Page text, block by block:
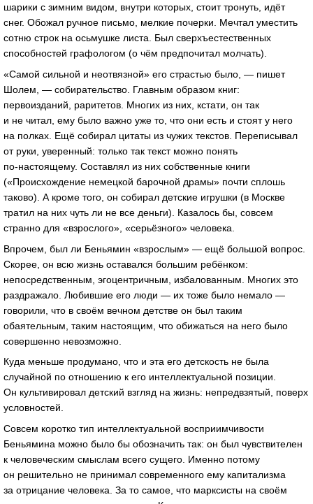
шарики с зимним видом, внутри которых, стоит тронуть, идёт
снег. Обожал ручное письмо, мелкие почерки. Мечтал уместить
сотню строк на осьмушке листа. Был сверхъестественных
способностей графологом (о чём предпочитал молчать).
«Самой сильной и неотвязной» его страстью было, — пишет
Шолем, — собирательство. Главным образом книг:
первоизданий, раритетов. Многих из них, кстати, он так
и не читал, ему было важно уже то, что они есть и стоят у него
на полках. Ещё собирал цитаты из чужих текстов. Переписывал
от руки, уверенный: только так текст можно понять
по-настоящему. Составлял из них собственные книги
(«Происхождение немецкой барочной драмы» почти сплошь
таково). А кроме того, он собирал детские игрушки (в Москве
тратил на них чуть ли не все деньги). Казалось бы, совсем
странно для «взрослого», «серьёзного» человека.
Впрочем, был ли Беньямин «взрослым» — ещё большой вопрос.
Скорее, он всю жизнь оставался большим ребёнком:
непосредственным, эгоцентричным, избалованным. Многих это
раздражало. Любившие его люди — их тоже было немало —
говорили, что в своём вечном детстве он был таким
обаятельным, таким настоящим, что обижаться на него было
совершенно невозможно.
Куда меньше продумано, что и эта его детскость не была
случайной по отношению к его интеллектуальной позиции.
Он культивировал детский взгляд на жизнь: непредвзятый, поверх
условностей.
Совсем коротко тип интеллектуальной восприимчивости
Беньямина можно было бы обозначить так: он был чувствителен
к человеческим смыслам всего сущего. Именно потому
он решительно не принимал современного ему капитализма
за отрицание человека. За то самое, что марксисты на своём